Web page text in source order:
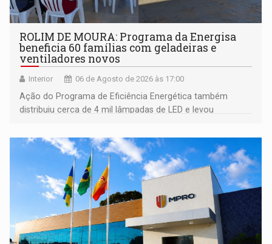
ROLIM DE MOURA: Programa da Energisa
beneficia 60 famílias com geladeiras e
ventiladores novos
Interior 06 de Agosto de 2026 às 17:00
Ação do Programa de Eficiência Energética também
distribuiu cerca de 4 mil lâmpadas de LED e levou
comunidade